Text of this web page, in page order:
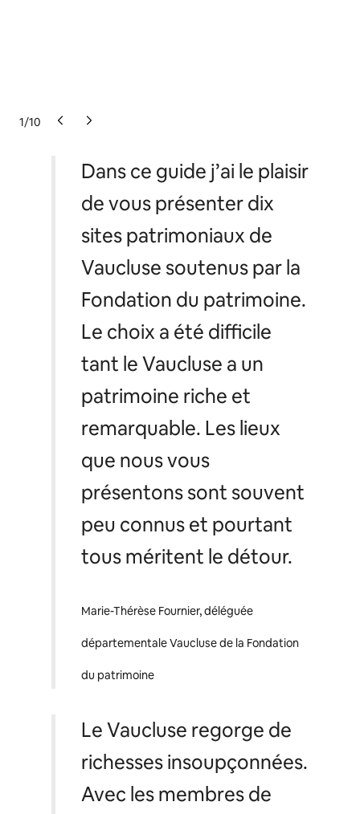
1/10
Dans ce guide j’ai le plaisir
de vous présenter dix
sites patrimoniaux de
Vaucluse soutenus par la
Fondation du patrimoine.
Le choix a été difficile
tant le Vaucluse a un
patrimoine riche et
remarquable. Les lieux
que nous vous
présentons sont souvent
peu connus et pourtant
tous méritent le détour.
Marie-Thérèse Fournier, déléguée
départementale Vaucluse de la Fondation
du patrimoine
Le Vaucluse regorge de
richesses insoupçonnées.
Avec les membres de